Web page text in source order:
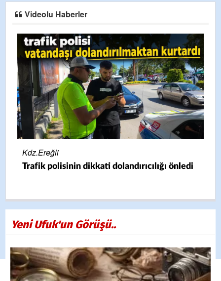
Videolu Haberler
Kdz.Ereğli
Trafik polisinin dikkati dolandırıcılığı önledi
Yeni Ufuk'un Görüşü..